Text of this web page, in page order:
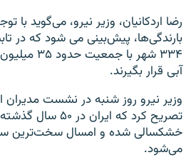
فرکانس‌ها
گزارش‌های تصویری
گزارش‌های ویدئویی
زنان فردا
English
به ما بپیوندید
رضا اردکانیان، وزیر نیرو، می‌گوید با
بارندگی‌ها، پیش‌بینی می شود که در
۳۳۴ شهر با
آبی قرار بگیرند.
وزیر نیرو روز شنبه در نشست
تصریح کرد که
خشکسالی شده و امسال سخت‌ترین
می‌شود.